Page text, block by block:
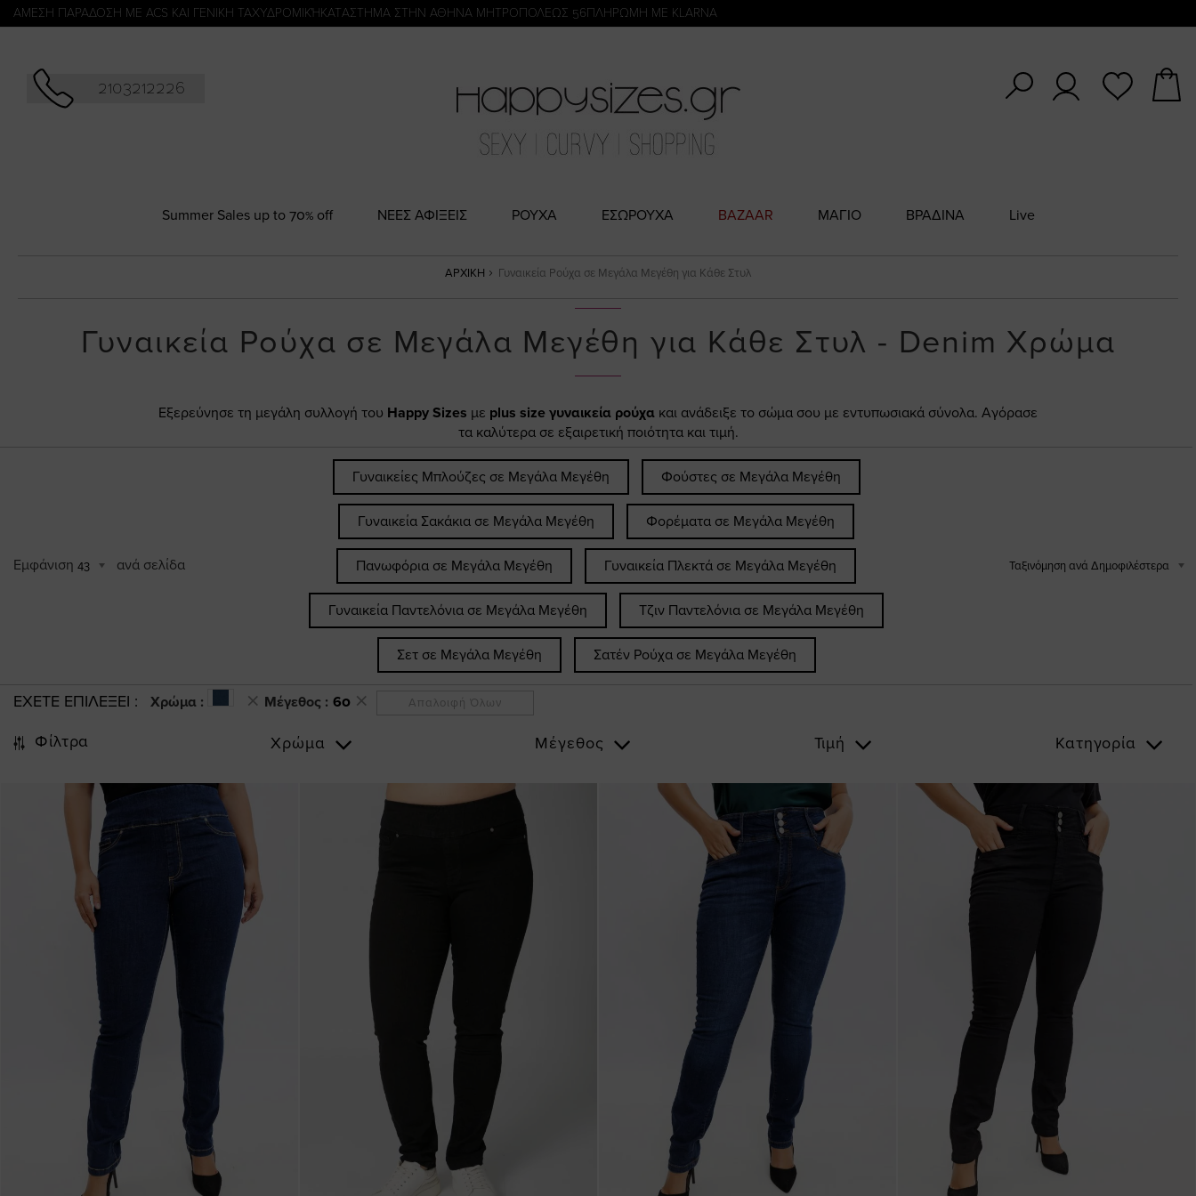
ΑΜΕΣΗ ΠΑΡΑΔΟΣΗ ΜΕ ACS ΚΑΙ ΓΕΝΙΚΗ ΤΑΧΥΔΡΟΜΙΚΉKATΑΣΤΗΜΑ ΣΤΗΝ ΑΘΗΝΑ ΜΗΤΡΟΠΟΛΕΩΣ 56ΠΛΗΡΩΜΗ ΜΕ KLARNA
2103212226
Summer Sales up to 70% off NΕΕΣ ΑΦΙΞΕΙΣ ΡΟΥΧΑ ΕΣΩΡΟΥΧΑ BAZAAR ΜΑΓΙΟ ΒΡΑΔΙΝΑ Live
ΑΡΧΙΚΉ Γυναικεία Ρούχα σε Μεγάλα Μεγέθη για Κάθε Στυλ
Γυναικεία Ρούχα σε Μεγάλα Μεγέθη για Κάθε Στυλ - Denim Χρώμα
Εξερεύνησε τη μεγάλη συλλογή του Happy Sizes με plus size γυναικεία ρούχα και ανάδειξε το σώμα σου με εντυπωσιακά σύνολα. Αγόρασε
τα καλύτερα σε εξαιρετική ποιότητα και τιμή.
Εμφάνιση 43 ανά σελίδα
Γυναικείες Μπλούζες σε Μεγάλα Μεγέθη Φούστες σε Μεγάλα Μεγέθη
Γυναικεία Σακάκια σε Μεγάλα Μεγέθη Φορέματα σε Μεγάλα Μεγέθη
Πανωφόρια σε Μεγάλα Μεγέθη Γυναικεία Πλεκτά σε Μεγάλα Μεγέθη
Γυναικεία Παντελόνια σε Μεγάλα Μεγέθη Τζιν Παντελόνια σε Μεγάλα Μεγέθη
Σετ σε Μεγάλα Μεγέθη Σατέν Ρούχα σε Μεγάλα Μεγέθη
Ταξινόμηση ανά Δημοφιλέστερα
ΕΧΕΤΕ ΕΠΙΛΕΞΕΙ Χρώμα : Μέγεθος : 60 Απαλοιφή Όλων
Φίλτρα Χρώμα Μέγεθος Τιμή Κατηγορία
Αναζήτηση